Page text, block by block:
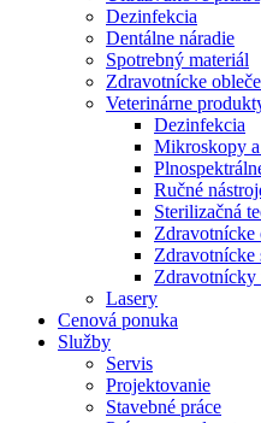
Dezinfekcia
Dentálne náradie
Spotrebný materiál
Zdravotnícke
Veterinárne
Dezinfekcia
Mikroskopy
Ručné
Sterilizačná
Zdravotnícke
Zdravotnícke
Zdravotnícky
Lasery
Cenová ponuka
Služby
Servis
Projektovanie
Stavebné práce